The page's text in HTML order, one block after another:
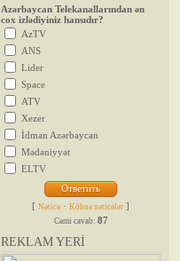
Azərbaycan Telekanallarından ən
cox izlədiyiniz hansıdır?
AzTV
ANS
Lider
Space
ATV
Xezer
İdman Azərbaycan
Mədəniyyət
ELTV
[ Nəticə · Köhnə nəticələr ]
Cəmi cavab: 87
REKLAM YERİ